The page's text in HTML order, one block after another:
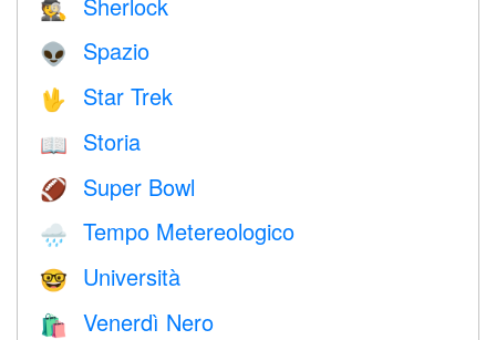
🕵️
👽 Spazio
🖖 Star Trek
📖 Storia
🏈 Super Bowl
🌧 Tempo Metereologico
🤓 Università
🛍 Venerdì Nero